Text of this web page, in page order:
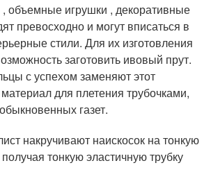
объемные игрушки , декоративные
превосходно и могут вписаться в
стили. Для их изготовления
заготовить ивовый прут.
с успехом заменяют этот
для плетения трубочками,
газет.
накручивают наискосок на тонкую
тонкую эластичную трубку